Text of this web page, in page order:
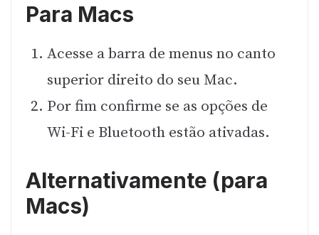
Para Macs
Acesse a barra de menus no canto
superior direito do seu Mac.
Por fim confirme se as opções de
Wi-Fi e Bluetooth estão ativadas.
Alternativamente (para
Macs)